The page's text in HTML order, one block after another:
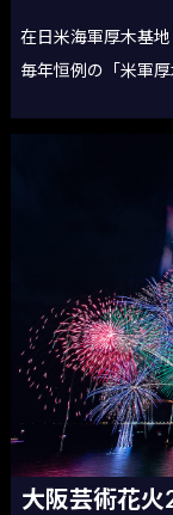
在日米海軍厚木基
毎年恒例の「米軍
大阪芸術花